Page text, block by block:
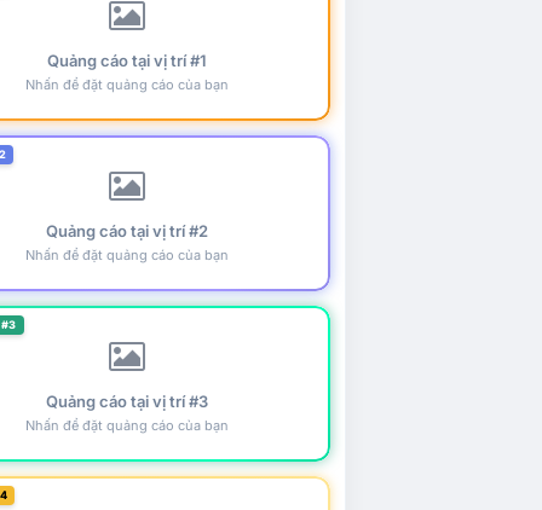
Quảng cáo tại vị trí #1
Nhấn để đặt quảng cáo của bạn
Quảng cáo tại vị trí #2
Nhấn để đặt quảng cáo của bạn
Quảng cáo tại vị trí #3
Nhấn để đặt quảng cáo của bạn